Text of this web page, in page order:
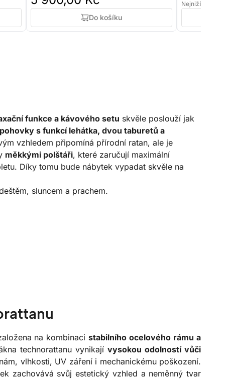
Do košíku
Nejnižší cena:
funkce a kávového setu skvěle poslouží jak
s funkcí lehátka, dvou taburetů a
vzhledem připomíná přírodní ratan, ale je
měkkými polštáři, které zaručují maximální
Díky tomu bude nábytek vypadat skvěle na
sluncem a prachem.
na kombinacistabilního ocelového rámu a
technorattanu vynikají vysokou odolností vůči
vlhkosti, UV záření i mechanickému poškození.
zachovává svůj estetický vzhled a neměnný tvar